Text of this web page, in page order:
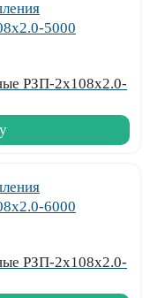
РЗП-2x108x2.0-
РЗП-2x108x2.0-